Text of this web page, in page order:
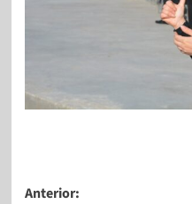
Anterior: